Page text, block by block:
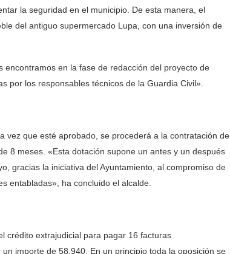
la seguridad en el municipio. De esta manera, el
del antiguo supermercado Lupa, con una inversión de
en la fase de redacción del proyecto de
por los responsables técnicos de la Guardia Civil».
vez que esté aprobado, se procederá a la contratación de
8 meses. «Esta dotación supone un antes y un después
gracias la iniciativa del Ayuntamiento, al compromiso de
entabladas», ha concluido el alcalde.
crédito extrajudicial para pagar 16 facturas
importe de 58.940. En un principio toda la oposición se